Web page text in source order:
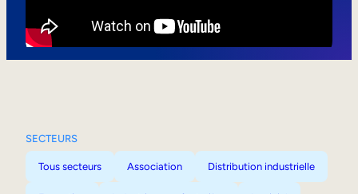
SECTEURS
Tous secteurs Association Distribution industrielle